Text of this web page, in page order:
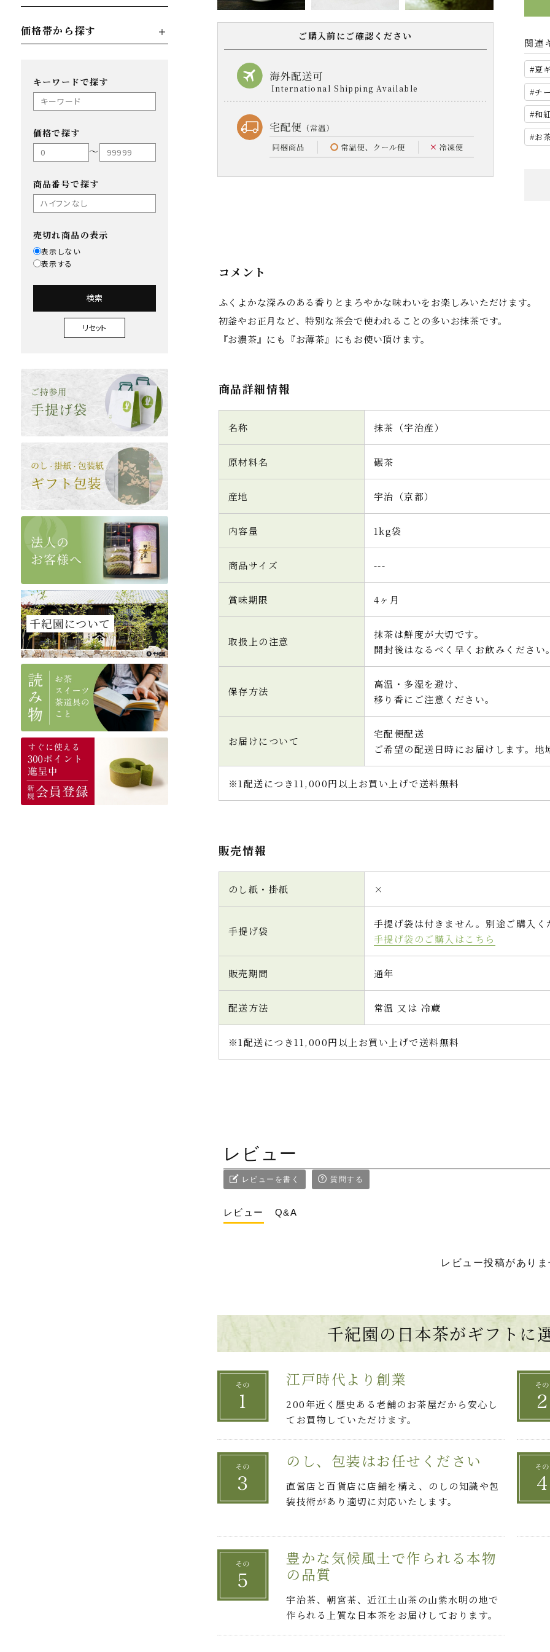
価格帯から探す
キーワードで探す
価格で探す
〜
商品番号で探す
売切れ商品の表示
表示しない
表示する
検索
リセット
ご購入前にご確認ください
関連
夏
チ
和
お
コメント
ふくよかな深みのある香りとまろやかな味わいをお楽しみいただけます。
初釜やお正月など、特別な茶会で使われることの多いお抹茶です。
『お濃茶』にも『お薄茶』にもお使い頂けます。
商品詳細情報
名称 抹茶（宇治産）
原材料名 碾茶
産地 宇治（京都）
内容量 1kg袋
商品サイズ ---
賞味期限 4ヶ月
取扱上の注意
抹茶は鮮度が大切です。
開封後はなるべく早くお飲みください
保存方法
高温・多湿を避け、
移り香にご注意ください。
お届けについて
宅配便配送
ご希望の配送日時にお届けします。
※1配送につき11,000円以上お買い上げで送料無料
販売情報
のし紙・掛紙 ×
手提げ袋
手提げ袋は付きません。別途ご購入く
手提げ袋のご購入はこちら
販売期間 通年
配送方法 常温 又は 冷蔵
※1配送につき11,000円以上お買い上げで送料無料
レビュー
レビューを書く 質問する
レビュー Q&A
レビュー投稿があり
千紀園の日本茶がギフトに
江戸時代より創業
200年近く歴史ある老舗のお茶屋だから安心し
てお買物していただけます。
のし、包装はお任せください
直営店と百貨店に店舗を構え、のしの知識や包
装技術があり適切に対応いたします。
豊かな気候風土で作られる本物
の品質
宇治茶、朝宮茶、近江土山茶の山紫水明の地で
作られる上質な日本茶をお届けしております。